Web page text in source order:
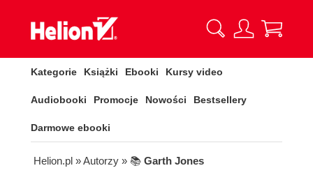
Kategorie Książki Ebooki Kursy video
Audiobooki Promocje Nowości Bestsellery
Darmowe ebooki
Helion.pl » Autorzy » 📚 Garth Jones